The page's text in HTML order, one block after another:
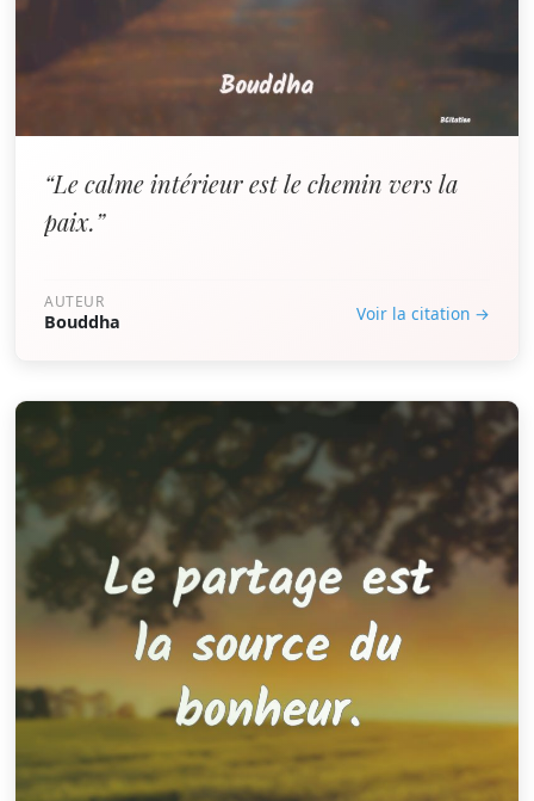
“Le calme intérieur est le chemin vers la
paix.”
AUTEUR
Bouddha Voir la citation →